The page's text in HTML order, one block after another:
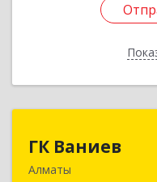
ГК Ваниев
Алматы
Республика